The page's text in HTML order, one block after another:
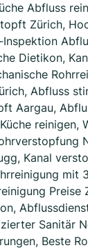
Abfluss
Zürich,
Inspektion
Dietikon,
Abfluss
Aargau,
reinigen,
Kanal
mit
Preise
Sanitär
Beste